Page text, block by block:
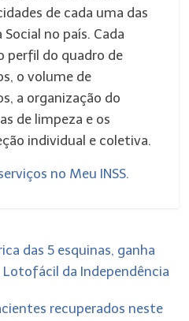
de cada uma das
no país. Cada
perfil do quadro de
o volume de
a organização do
de limpeza e os
individual e coletiva.
no Meu INSS.
das 5 esquinas, ganha
Lotofácil da Independência
recuperados neste